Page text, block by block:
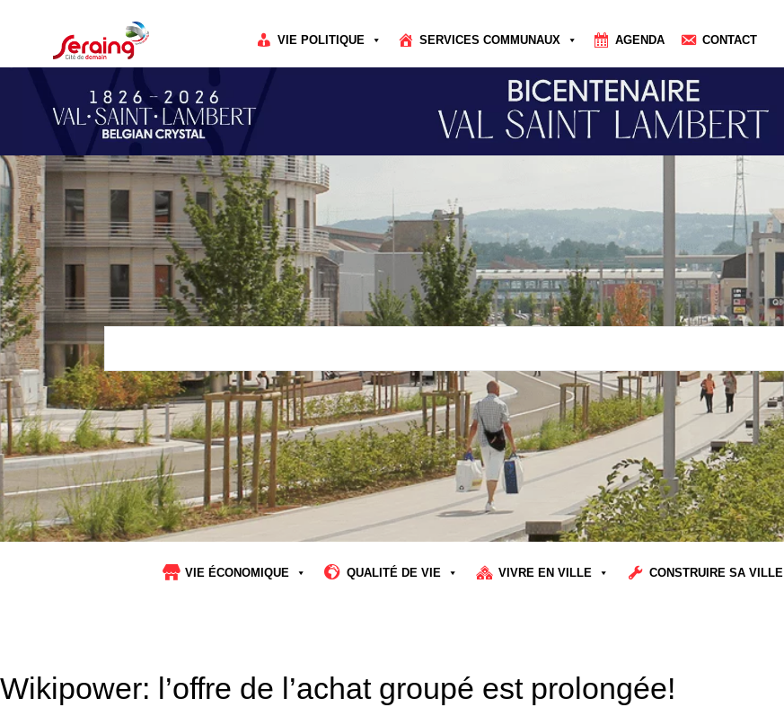
VIE POLITIQUE SERVICES COMMUNAUX AGENDA CONTACT
Rechercher
VIE ÉCONOMIQUE QUALITÉ DE VIE VIVRE EN VILLE CONSTRUIRE SA VILLE
Wikipower: l’offre de l’achat groupé est prolongée!